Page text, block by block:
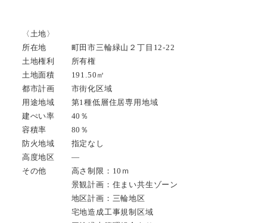
〈土地〉
所在地 町田市三輪緑山２丁目12-22
土地権利 所有権
土地面積 191.50㎡
都市計画 市街化区域
用途地域 第1種低層住居専用地域
建ぺい率 40％
容積率 80％
防火地域 指定なし
高度地区 —
その他 高さ制限：10ｍ
景観計画：住まい共生ゾーン
地区計画：三輪地区
宅地造成工事規制区域